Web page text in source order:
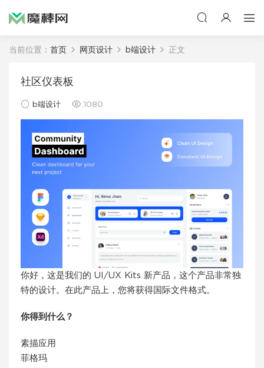
当前位置： 首页 网页设计 b端设计 正文
社区仪表板
b端设计 1080
你好，这是我们的 UI/UX Kits 新产品，这个产品非常独
特的设计。在此产品上，您将获得国际文件格式。
你得到什么？
素描应用
菲格玛